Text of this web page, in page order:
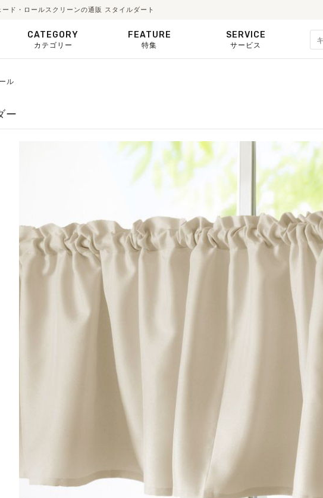
ド・ロールスクリーンの通販 スタイルダート
CATEGORY
カテゴリー
FEATURE
特集
SERVICE
サービス
ル
ー